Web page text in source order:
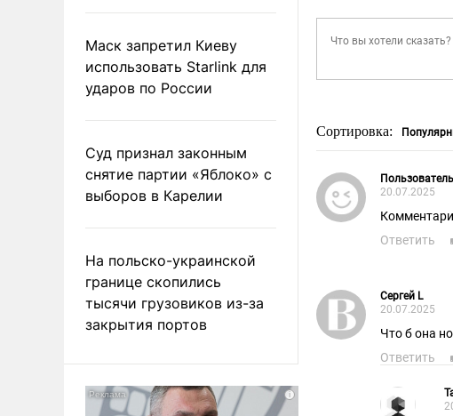
Маск запретил Киеву
использовать Starlink для
ударов по России
Суд признал законным
снятие партии «Яблоко» с
выборов в Карелии
На польско-украинской
границе скопились
тысячи грузовиков из-за
закрытия портов
Сортировка:
20.07.2025
Ответить
Сергей L
20.07.2025
Что б она
Ответить